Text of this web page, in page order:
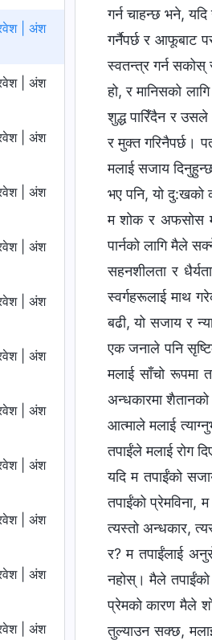
| अंश
| अंश
| अंश
| अंश
| अंश
| अंश
| अंश
| अंश
| अंश
| अंश
| अंश
| अंश
गर्न चाहन्छ भने,
गर्नैपर्छ र आफूबाट
स्वतन्त्र गर्न सकोस्
हो, र मानिसको
शुद्ध पारिँदैन र
र मुक्त गरिनैपर्छ।
मलाई सजाय
भए पनि, यो दु:खको
म शोक र अफसोस
पार्नको लागि मैले
सहनशीलता र
स्वर्गहरूलाई माथ
बढी, यो सजाय र
एक जनाले पनि
मलाई साँचो रूपमा
अन्धकारमा
आत्माले मलाई
तपाईंले मलाई रोग
यदि म तपाईंको
तपाईंको प्रेमविना,
त्यस्तो अन्धकार,
र? म तपाईंलाई
नहोस्। मैले
प्रेमको कारण मैले
तुल्याउन सक्छ,